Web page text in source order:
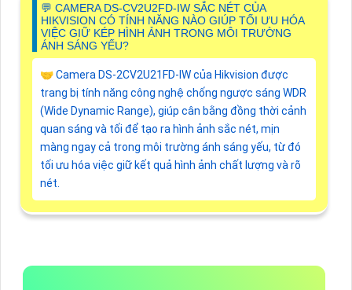
️💬 CAMERA DS-CV2U2FD-IW SẮC NÉT CỦA
HIKVISION CÓ TÍNH NĂNG NÀO GIÚP TỐI ƯU HÓA
VIỆC GIỮ KÉP HÌNH ẢNH TRONG MÔI TRƯỜNG
ÁNH SÁNG YẾU?
🤝 Camera DS-2CV2U21FD-IW của Hikvision được
trang bị tính năng công nghệ chống ngược sáng WDR
(Wide Dynamic Range), giúp cân bằng đồng thời cảnh
quan sáng và tối để tạo ra hình ảnh sắc nét, mịn
màng ngay cả trong môi trường ánh sáng yếu, từ đó
tối ưu hóa việc giữ kết quả hình ảnh chất lượng và rõ
nét.